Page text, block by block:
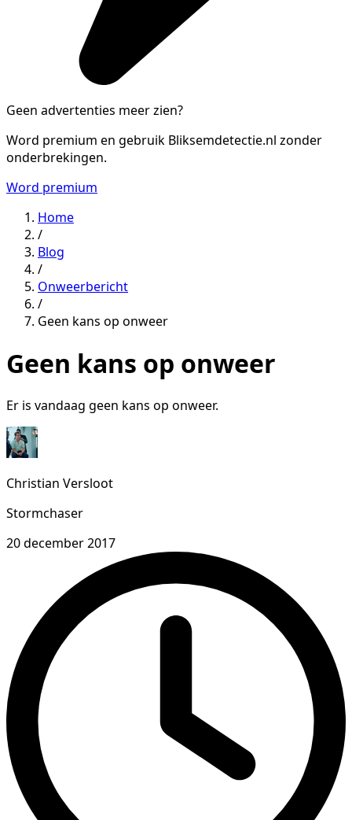
Geen advertenties meer zien?
Word premium en gebruik Bliksemdetectie.nl zonder
onderbrekingen.
Word premium
Home
/
Blog
/
Onweerbericht
/
Geen kans op onweer
Geen kans op onweer
Er is vandaag geen kans op onweer.
Christian Versloot
Stormchaser
20 december 2017